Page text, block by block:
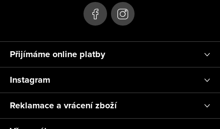
Přijímáme online platby
Instagram
Reklamace a vrácení zboží